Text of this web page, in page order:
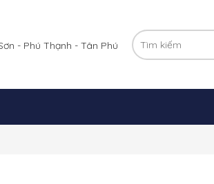
- Phú Thạnh - Tân Phú